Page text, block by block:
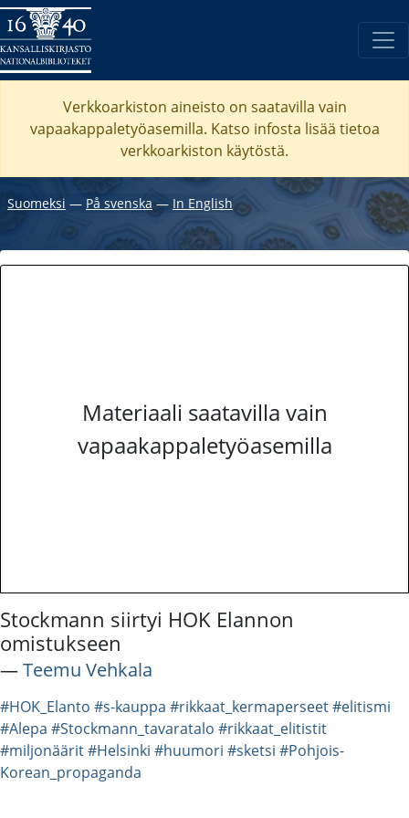
Verkkoarkiston aineisto on saatavilla vain
vapaakappaletyöasemilla. Katso infosta lisää tietoa
verkkoarkiston käytöstä.
Suomeksi ― På svenska― In English
Materiaali saatavilla vain
vapaakappaletyöasemilla
Stockmann siirtyi HOK Elannon
omistukseen
―Teemu Vehkala
#HOK_Elanto #s-kauppa #rikkaat_kermaperseet#elitismi
#Alepa #Stockmann_tavaratalo #rikkaat_elitistit
#miljonäärit#Helsinki #huumori #sketsi #Pohjois-
Korean_propaganda